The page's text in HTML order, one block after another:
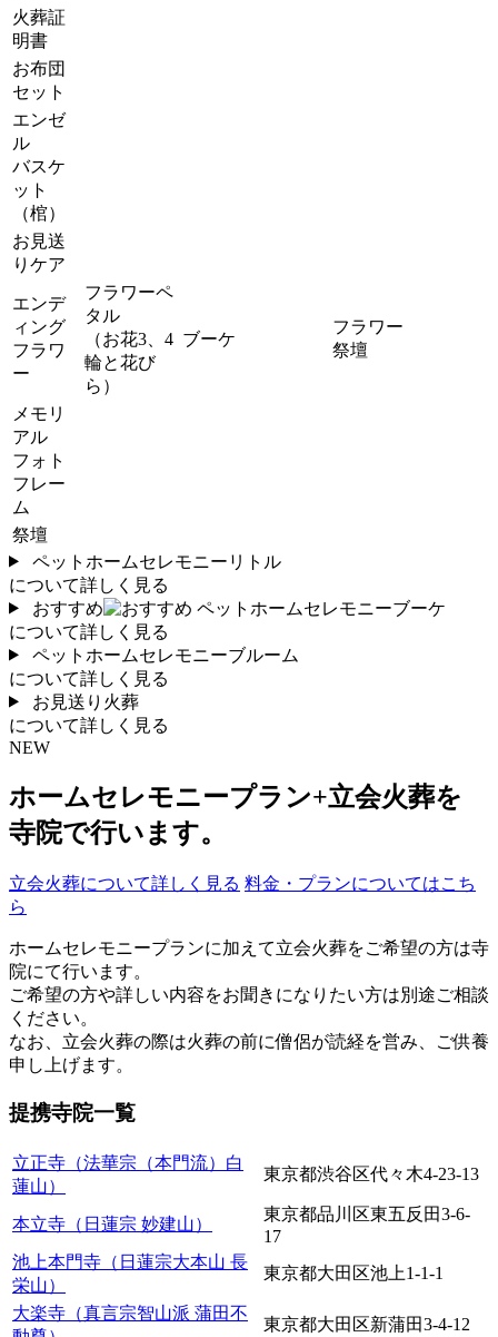
火葬証
明書
お布団
セット
エンゼ
ル
バスケ
ット
（棺）
お見送
りケア
エンデ
ィング
フラワ
ー
フラワーペ
タル
（お花3、4
輪と花び
ら）
ブーケ
フラワー
祭壇
メモリ
アル
フォト
フレー
ム
祭壇
ペットホームセレモニーリトル
について詳しく見る
おすすめ
ペットホームセレモニーブーケ
について詳しく見る
ペットホームセレモニーブルーム
について詳しく見る
お見送り火葬
について詳しく見る
NEW
ホームセレモニープラン+立会火葬を
寺院で行います。
立会火葬について詳しく見る 料金・プランについてはこち
ら
ホームセレモニープランに加えて立会火葬をご希望の方は寺
院にて行います。
ご希望の方や詳しい内容をお聞きになりたい方は別途ご相談
ください。
なお、立会火葬の際は火葬の前に僧侶が読経を営み、ご供養
申し上げます。
提携寺院一覧
立正寺（法華宗（本門流）白
蓮山）
東京都渋谷区代々木4-23-13
本立寺（日蓮宗 妙建山）
東京都品川区東五反田3-6-
17
池上本門寺（日蓮宗大本山 長
栄山）
東京都大田区池上1-1-1
大楽寺（真言宗智山派 蒲田不
東京都大田区新蒲田3-4-12